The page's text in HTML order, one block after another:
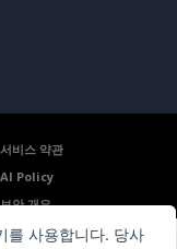
서비스 약관
AI Policy
보안 개요
를 사용합니다. 당사